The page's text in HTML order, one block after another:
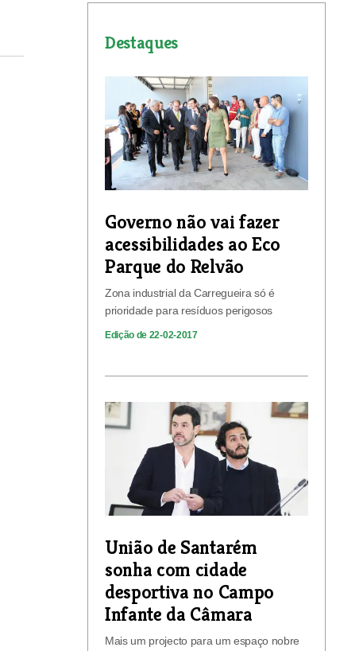
Destaques
Governo não vai fazer
acessibilidades ao Eco
Parque do Relvão
Zona industrial da Carregueira só é
prioridade para resíduos perigosos
Edição de 22-02-2017
União de Santarém
sonha com cidade
desportiva no Campo
Infante da Câmara
Mais um projecto para um espaço nobre